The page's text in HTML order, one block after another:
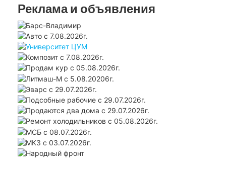
Реклама и объявления